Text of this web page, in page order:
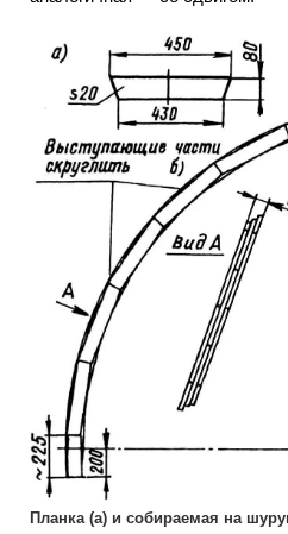
Планка (а) и собираемая на